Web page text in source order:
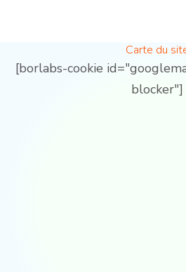
Carte du
[borlabs-cookie
blocker"]